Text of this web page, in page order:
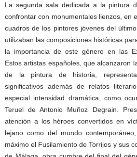
La segunda sala dedicada a la pintura
confrontar con monumentales lienzos, en
cuadros de los pintores jóvenes del
utilizaban las composiciones históricas
la importancia de este género en las
Estos artistas españoles, que alcanzaron
de la pintura de historia,
significativos además de relatos
especial intensidad dramática, como
Teruel de Antonio Muñoz Degrain.
atención a los héroes convertidos en
lejano como del mundo
máximo el Fusilamiento de Torrijos y sus